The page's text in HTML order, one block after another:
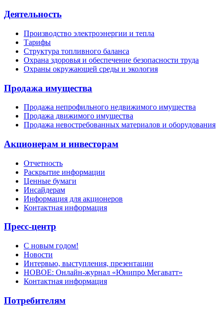
Деятельность
Производство электроэнергии и тепла
Тарифы
Структура топливного баланса
Охрана здоровья и обеспечение безопасности труда
Охраны окружающей среды и экология
Продажа имущества
Продажа непрофильного недвижимого имущества
Продажа движимого имущества
Продажа невостребованных материалов и оборудования
Акционерам и инвесторам
Отчетность
Раскрытие информации
Ценные бумаги
Инсайдерам
Информация для акционеров
Контактная информация
Пресс-центр
С новым годом!
Новости
Интервью, выступления, презентации
НОВОЕ: Онлайн-журнал «Юнипро Мегаватт»
Контактная информация
Потребителям